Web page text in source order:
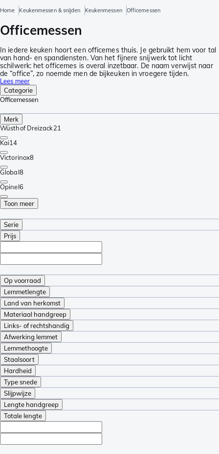
Home Keukenmessen & snijden Keukenmessen Officemessen
Officemessen
In iedere keuken hoort een officemes thuis. Je gebruikt hem voor tal
van hand- en spandiensten. Van het fijnere snijwerk tot licht
schilwerk: het officemes is overal inzetbaar. De naam verwijst naar
de “office”, zo noemde men de bijkeuken in vroegere tijden.
Lees meer
Categorie
Officemessen
Merk
Wüsthof Dreizack21
Kai14
Victorinox8
Global8
Opinel6
Toon meer
Serie
Prijs
Op voorraad
Lemmetlengte
Land van herkomst
Materiaal handgreep
Links- of rechtshandig
Afwerking lemmet
Lemmethoogte
Staalsoort
Hardheid
Type snede
Slijpwijze
Lengte handgreep
Totale lengte